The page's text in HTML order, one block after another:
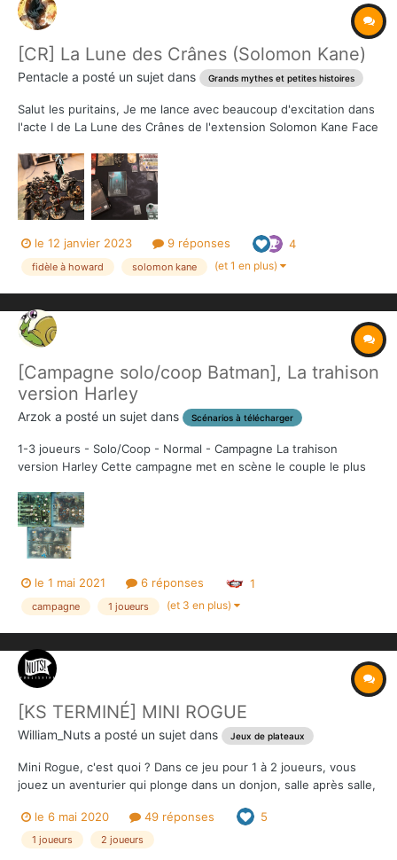
[CR] La Lune des Crânes (Solomon Kane)
Pentacle a posté un sujet dans Grands mythes et petites histoires
Salut les puritains, Je me lance avec beaucoup d'excitation dans
l'acte I de La Lune des Crânes de l'extension Solomon Kane Face
aventure de la vague 2 que je vais jouer, première aventure en
Afrique, cela fait quelques semai...
le 12 janvier 2023 9 réponses 4
fidèle à howard solomon kane (et 1 en plus)
[Campagne solo/coop Batman], La trahison
version Harley
Arzok a posté un sujet dans Scénarios à télécharger
1-3 joueurs - Solo/Coop - Normal - Campagne La trahison
version Harley Cette campagne met en scène le couple le plus
Bane. C'est bientôt l'anniversaire d'Harley. Et quoi de mieux
qu'un beau diamant pour la belle... Mais cela...
le 1 mai 2021 6 réponses 1
campagne 1 joueurs (et 3 en plus)
[KS TERMINÉ] MINI ROGUE
William_Nuts a posté un sujet dans Jeux de plateaux
Mini Rogue, c'est quoi ? Dans ce jeu pour 1 à 2 joueurs, vous
jouez un aventurier qui plonge dans un donjon, salle après salle,
d’Og : une légendaire et mystérieuse gemme. Chaque zone du
donjon est disposée comme une ramification de sall...
le 6 mai 2020 49 réponses 5
1 joueurs 2 joueurs